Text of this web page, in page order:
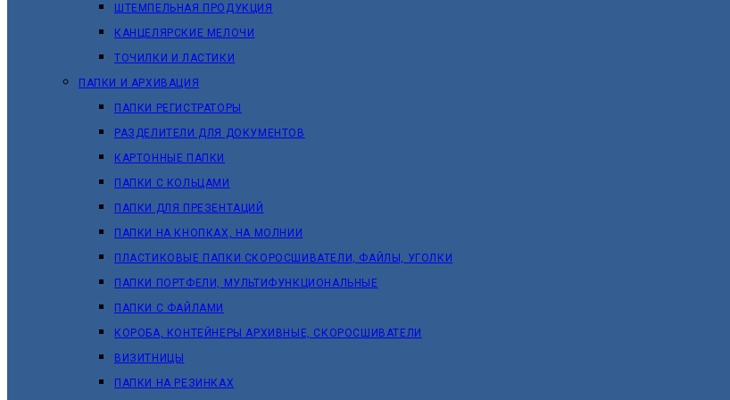
ШТЕМПЕЛЬНАЯ ПРОДУКЦИЯ
КАНЦЕЛЯРСКИЕ МЕЛОЧИ
ТОЧИЛКИ И ЛАСТИКИ
ПАПКИ И АРХИВАЦИЯ
ПАПКИ РЕГИСТРАТОРЫ
РАЗДЕЛИТЕЛИ ДЛЯ ДОКУМЕНТОВ
КАРТОННЫЕ ПАПКИ
ПАПКИ С КОЛЬЦАМИ
ПАПКИ ДЛЯ ПРЕЗЕНТАЦИЙ
ПАПКИ НА КНОПКАХ, НА МОЛНИИ
ПЛАСТИКОВЫЕ ПАПКИ СКОРОСШИВАТЕЛИ, ФАЙЛЫ, УГОЛКИ
ПАПКИ ПОРТФЕЛИ, МУЛЬТИФУНКЦИОНАЛЬНЫЕ
ПАПКИ С ФАЙЛАМИ
КОРОБА, КОНТЕЙНЕРЫ АРХИВНЫЕ, СКОРОСШИВАТЕЛИ
ВИЗИТНИЦЫ
ПАПКИ НА РЕЗИНКАХ